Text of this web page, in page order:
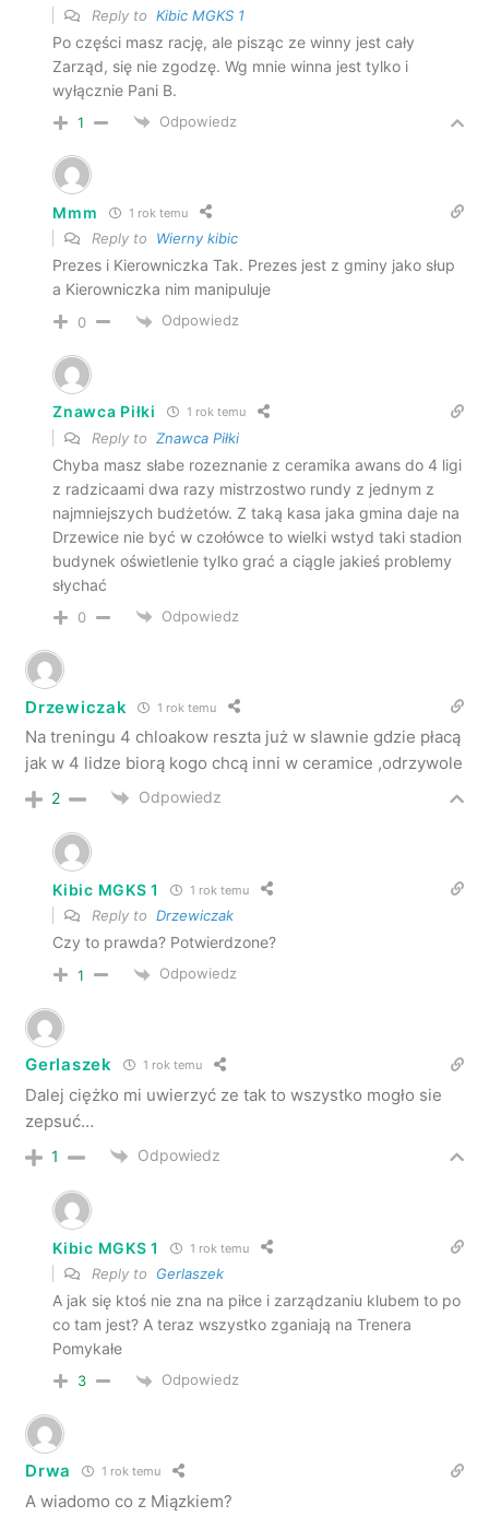
Reply toKibic MGKS 1
Po części masz rację, ale pisząc ze winny jest cały
Zarząd, się nie zgodzę. Wg mnie winna jest tylko i
wyłącznie Pani B.
1 Odpowiedz
Mmm 1 rok temu
Reply to Wierny kibic
Prezes i Kierowniczka Tak. Prezes jest z gminy jako słup
a Kierowniczka nim manipuluje
0 Odpowiedz
Znawca Piłki 1 rok temu
Reply toZnawca Piłki
Chyba masz słabe rozeznanie z ceramika awans do 4 ligi
z radzicaami dwa razy mistrzostwo rundy z jednym z
najmniejszych budżetów. Z taką kasa jaka gmina daje na
Drzewice nie być w czołówce to wielki wstyd taki stadion
budynek oświetlenie tylko grać a ciągle jakieś problemy
słychać
0 Odpowiedz
Drzewiczak 1 rok temu
Na treningu 4 chloakow reszta już w slawnie gdzie płacą
jak w 4 lidze biorą kogo chcą inni w ceramice ,odrzywole
2 Odpowiedz
Kibic MGKS 1 1 rok temu
Reply toDrzewiczak
Czy to prawda? Potwierdzone?
1 Odpowiedz
Gerlaszek 1 rok temu
Dalej ciężko mi uwierzyć ze tak to wszystko mogło sie
zepsuć…
1 Odpowiedz
Kibic MGKS 1 1 rok temu
Reply to Gerlaszek
A jak się ktoś nie zna na piłce i zarządzaniu klubem to po
co tam jest? A teraz wszystko zganiają na Trenera
Pomykałe
3 Odpowiedz
Drwa 1 rok temu
A wiadomo co z Miązkiem?